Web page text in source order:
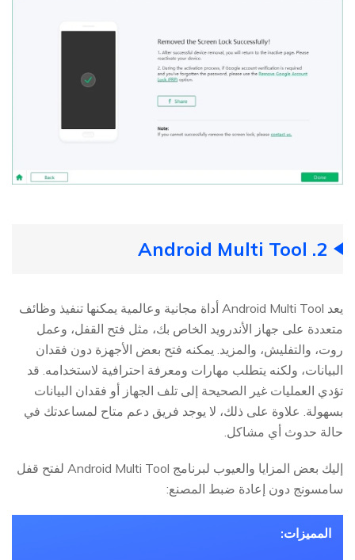
2. Android Multi Tool
يعد Android Multi Tool أداة مجانية وعالمية يمكنها تنفيذ وظائف
متعددة على جهاز الأندرويد الخاص بك، مثل فتح القفل، وعمل
روت، والتفليش، والمزيد. يمكنه فتح بعض الأجهزة دون فقدان
البيانات، ولكنه يتطلب مهارات ومعرفة احترافية لاستخدامه. قد
تؤدي العمليات غير الصحيحة إلى تلف الجهاز أو فقدان البيانات
بسهولة. علاوة على ذلك، لا يوجد فريق دعم متاح لمساعدتك في
حالة حدوث أي مشاكل.
إليك بعض المزايا والعيوب لبرنامج Android Multi Tool لفتح قفل
سامسونج دون إعادة ضبط المصنع:
المميزات: